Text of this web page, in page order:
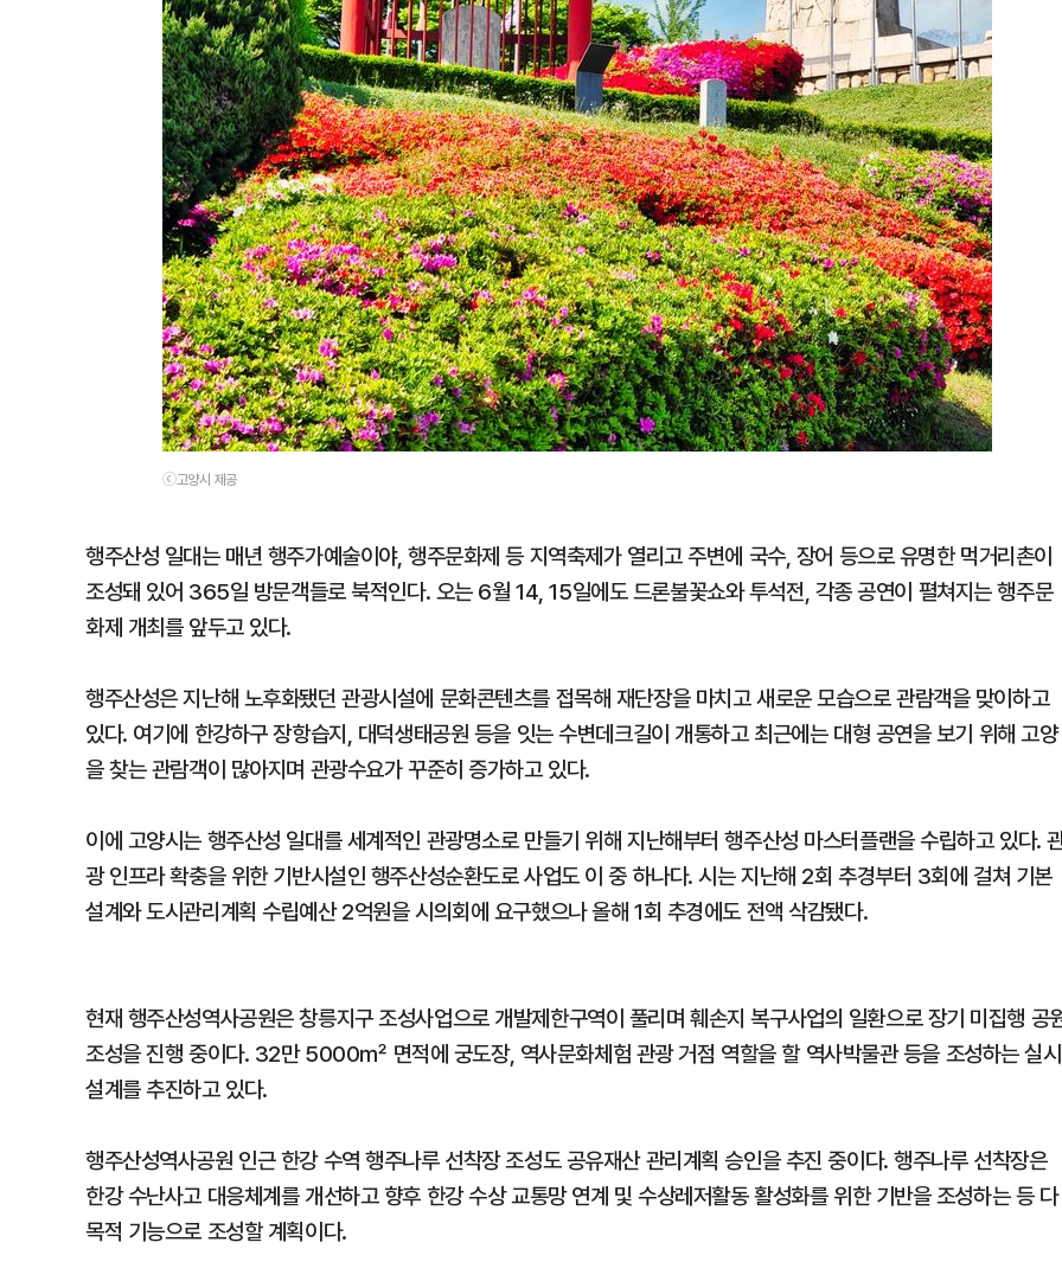
ⓒ고양시 제공
행주산성 일대는 매년 행주가예술이야, 행주문화제 등 지역축제가 열리고 주변에 국수, 장어 등으로 유명한 먹거리촌이
조성돼 있어 365일 방문객들로 북적인다. 오는 6월 14, 15일에도 드론불꽃쇼와 투석전, 각종 공연이 펼쳐지는 행주문
화제 개최를 앞두고 있다.
행주산성은 지난해 노후화됐던 관광시설에 문화콘텐츠를 접목해 재단장을 마치고 새로운 모습으로 관람객을 맞이하고
있다. 여기에 한강하구 장항습지, 대덕생태공원 등을 잇는 수변데크길이 개통하고 최근에는 대형 공연을 보기 위해 고양
을 찾는 관람객이 많아지며 관광수요가 꾸준히 증가하고 있다.
이에 고양시는 행주산성 일대를 세계적인 관광명소로 만들기 위해 지난해부터 행주산성 마스터플랜을 수립하고 있다.
광 인프라 확충을 위한 기반시설인 행주산성순환도로 사업도 이 중 하나다. 시는 지난해 2회 추경부터 3회에 걸쳐 기본
설계와 도시관리계획 수립예산 2억원을 시의회에 요구했으나 올해 1회 추경에도 전액 삭감됐다.
현재 행주산성역사공원은 창릉지구 조성사업으로 개발제한구역이 풀리며 훼손지 복구사업의 일환으로 장기 미집행 공
조성을 진행 중이다. 32만 5000㎡ 면적에 궁도장, 역사문화체험 관광 거점 역할을 할 역사박물관 등을 조성하는 실시
설계를 추진하고 있다.
행주산성역사공원 인근 한강 수역 행주나루 선착장 조성도 공유재산 관리계획 승인을 추진 중이다. 행주나루 선착장은
한강 수난사고 대응체계를 개선하고 향후 한강 수상 교통망 연계 및 수상레저활동 활성화를 위한 기반을 조성하는 등 다
목적 기능으로 조성할 계획이다.